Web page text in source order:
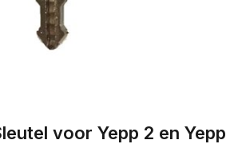
voor Yepp 2 en Yepp